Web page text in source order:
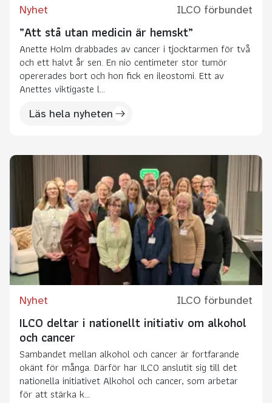
Nyhet ILCO förbundet
”Att stå utan medicin är hemskt”
Anette Holm drabbades av cancer i tjocktarmen för två
och ett halvt år sen. En nio centimeter stor tumör
opererades bort och hon fick en ileostomi. Ett av
Anettes viktigaste l...
Läs hela nyheten
Nyhet ILCO förbundet
ILCO deltar i nationellt initiativ om alkohol
och cancer
Sambandet mellan alkohol och cancer är fortfarande
okänt för många. Därför har ILCO anslutit sig till det
nationella initiativet Alkohol och cancer, som arbetar
för att stärka k...